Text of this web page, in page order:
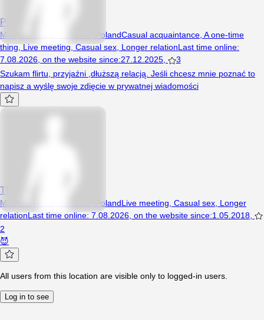
Piotr2121
Man, 34 years, Krzepice, PolandCasual acquaintance A one-time
thing
Live meeting Casual sex Longer relationLast time online:
7.08.2026 on the website since:27.12.2025
3
Szukam flirtu, przyjaźni ,dłuższą relacją. Jeśli chcesz mnie poznać to
napisz a wyślę swoje zdięcie w prywatnej wiadomości
TheArtOfDeath
Man, 33 years, Krzepice, PolandLive meeting Casual sex Longer
relationLast time online: 7.08.2026 on the website since:1.05.2018
2
😈
All users from this location are visible only to logged-in users.
Log in to see